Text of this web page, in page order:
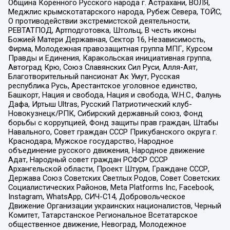
Община Коренного Русского народа г. Астрахани, ВОЛЯ,
Меджлис крымскотатарского народа, Рубеж Севера, ТОЙС,
О противодействии экстремистской деятельности,
РЕВТАТПОД, Артподготовка, Штольц, В честь иконы
Божией Матери Державная, Сектор 16, Независимость,
Фирма, Молодежная правозащитная группа МПГ, Курсом
Правды и Единения, Каракольская инициативная группа,
Автоград Крю, Союз Славянских Сил Руси, Алля-Аят,
Благотворительный пансионат Ак Умут, Русская
республика Русь, Арестантское уголовное единство,
Башкорт, Нация и свобода, Нация и свобода, W.H.С., Фалунь
Дафа, Иртыш Ultras, Русский Патриотический клуб-
Новокузнецк/РПК, Сибирский державный союз, Фонд
борьбы с коррупцией, Фонд защиты прав граждан, Штабы
Навального, Совет граждан СССР Прикубанского округа г.
Краснодара, Мужское государство, Народное
объединение русского движения, Народное движение
Адат, Народный совет граждан РСФСР СССР
Архангельской области, Проект Штурм, Граждане СССР,
Держава Союз Советских Светлых Родов, Совет Советских
Социалистических Районов, Meta Platforms Inc, Facebook,
Instagram, WhatsApp, СИЧ-С14, Добровольческое
Движение Организации украинских националистов, Черный
Комитет, Татарстанское Региональное Всетатарское
общественное движение, Невоград, Молодежное